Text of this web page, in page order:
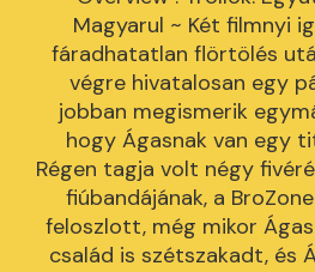
Magyarul ~ Két filmnyi
fáradhatatlan flörtölés
végre hivatalosan egy
jobban megismerik
hogy Ágasnak van egy
Régen tagja volt négy
fiúbandájának, a
feloszlott, még mikor
család is szétszakadt, és